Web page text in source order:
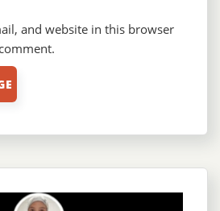
and website in this browser